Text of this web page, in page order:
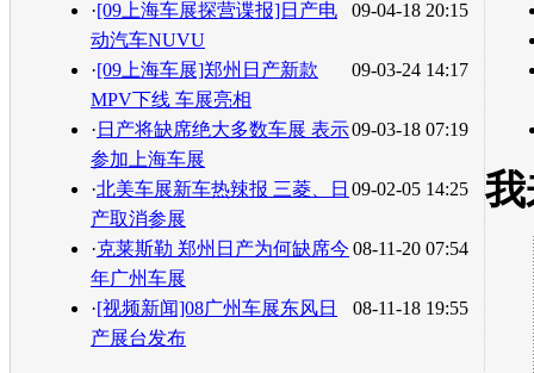
09-04-18 20:15
·[09上海车展探营谍报]日产电
动汽车NUVU
09-03-24 14:17
·[09上海车展]郑州日产新款
MPV下线 车展亮相
09-03-18 07:19
· 日产将缺席绝大多数车展 表示
参加上海车展
09-02-05 14:25
·北美车展新车热辣报 三菱、日
产取消参展
08-11-20 07:54
·克莱斯勒 郑州日产为何缺席今
年广州车展
08-11-18 19:55
·[视频新闻]08广州车展东风日
产展台发布